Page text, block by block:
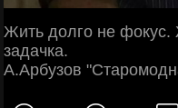
Жить долго не фокус.
задачка.
А.Арбузов